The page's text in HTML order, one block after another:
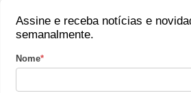
Assine e receba notícias e
semanalmente.
Nome*